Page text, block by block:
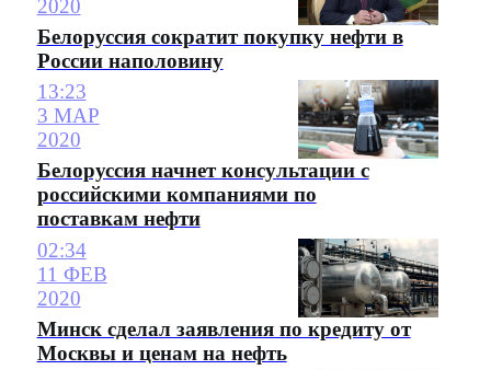
2020
Белоруссия сократит покупку нефти в
России наполовину
13:23
3 МАР
2020
Белоруссия начнет консультации с
российскими компаниями по
поставкам нефти
02:34
11 ФЕВ
2020
Минск сделал заявления по кредиту от
Москвы и ценам на нефть